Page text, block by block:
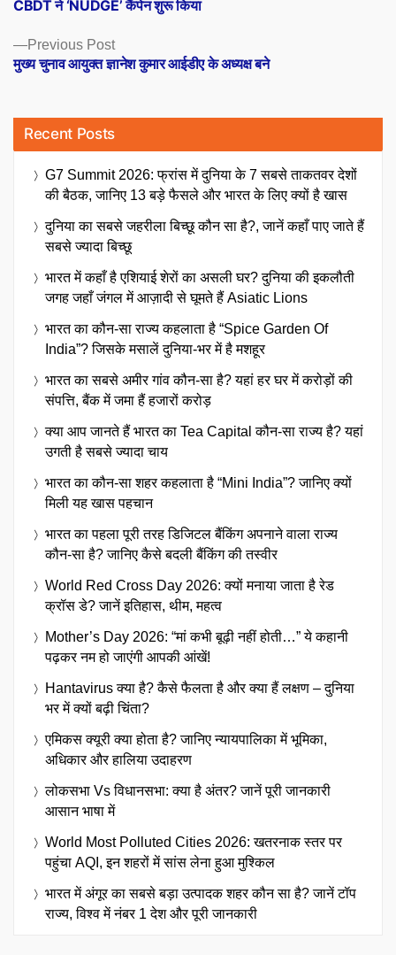
navigation
Previous PostPrevious
post:
मुख्य चुनाव आयुक्त ज्ञानेश कुमार आईडीए के अध्यक्ष बने
CBDT ने ‘NUDGE’ कैंपेन शुरू किया
Recent Posts
G7 Summit 2026: फ्रांस में दुनिया के 7 सबसे ताकतवर देशों
की बैठक, जानिए 13 बड़े फैसले और भारत के लिए क्यों है खास
दुनिया का सबसे जहरीला बिच्छू कौन सा है?, जानें कहाँ पाए जाते हैं
सबसे ज्यादा बिच्छू
भारत में कहाँ है एशियाई शेरों का असली घर? दुनिया की इकलौती
जगह जहाँ जंगल में आज़ादी से घूमते हैं Asiatic Lions
भारत का कौन-सा राज्य कहलाता है “Spice Garden Of
India”? जिसके मसालें दुनिया-भर में है मशहूर
भारत का सबसे अमीर गांव कौन-सा है? यहां हर घर में करोड़ों की
संपत्ति, बैंक में जमा हैं हजारों करोड़
क्या आप जानते हैं भारत का Tea Capital कौन-सा राज्य है? यहां
उगती है सबसे ज्यादा चाय
भारत का कौन-सा शहर कहलाता है “Mini India”? जानिए क्यों
मिली यह खास पहचान
भारत का पहला पूरी तरह डिजिटल बैंकिंग अपनाने वाला राज्य
कौन-सा है? जानिए कैसे बदली बैंकिंग की तस्वीर
World Red Cross Day 2026: क्यों मनाया जाता है रेड
क्रॉस डे? जानें इतिहास, थीम, महत्व
Mother’s Day 2026: “मां कभी बूढ़ी नहीं होती…” ये कहानी
पढ़कर नम हो जाएंगी आपकी आंखें!
Hantavirus क्या है? कैसे फैलता है और क्या हैं लक्षण – दुनिया
भर में क्यों बढ़ी चिंता?
एमिकस क्यूरी क्या होता है? जानिए न्यायपालिका में भूमिका,
अधिकार और हालिया उदाहरण
लोकसभा Vs विधानसभा: क्या है अंतर? जानें पूरी जानकारी
आसान भाषा में
World Most Polluted Cities 2026: खतरनाक स्तर पर
पहुंचा AQI, इन शहरों में सांस लेना हुआ मुश्किल
भारत में अंगूर का सबसे बड़ा उत्पादक शहर कौन सा है? जानें टॉप
राज्य, विश्व में नंबर 1 देश और पूरी जानकारी